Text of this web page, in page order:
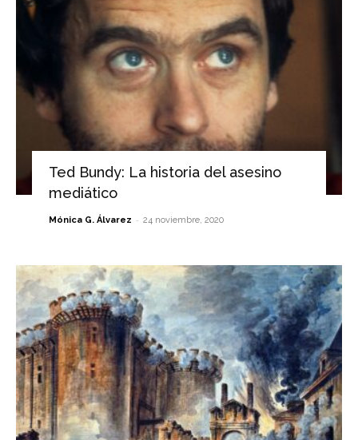
Ted Bundy: La historia del asesino
mediático
Mónica G. Álvarez - 24 noviembre, 2020